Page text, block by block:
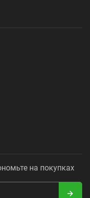
на покупках